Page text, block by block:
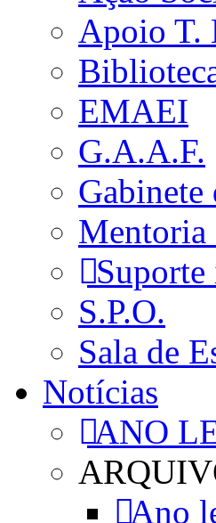
Apoio T.
EMAEI
G.A.A.F.
Mentoria
Suporte
S.P.O.
Sala de
Notícias
ANO
Ano